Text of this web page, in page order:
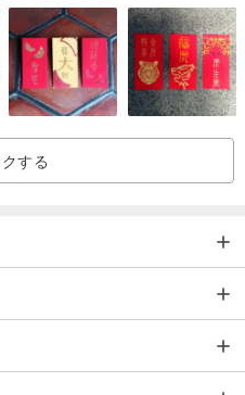
シを使用して革の表面を軽く磨
で湿らせた清潔な柔らかい布を
前よりも光沢があります！]
にしてください。 ]
新聞紙を詰めることができます/
きます]
する